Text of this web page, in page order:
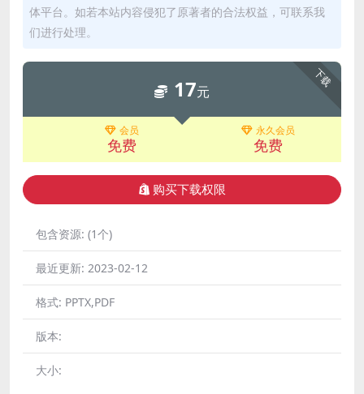
体平台。如若本站内容侵犯了原著者的合法权益，可联系我
们进行处理。
下载
17元
会员
免费
永久会员
免费
购买下载权限
包含资源: (1个)
最近更新: 2023-02-12
格式: PPTX,PDF
版本:
大小: